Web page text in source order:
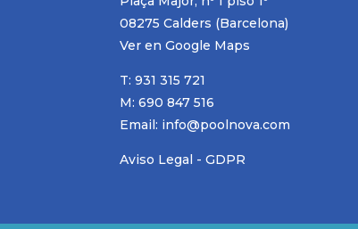
08275 Calders (Barcelona)
Ver en Google Maps
T: 931 315 721
M: 690 847 516
Email: info@poolnova.com
Aviso Legal - GDPR